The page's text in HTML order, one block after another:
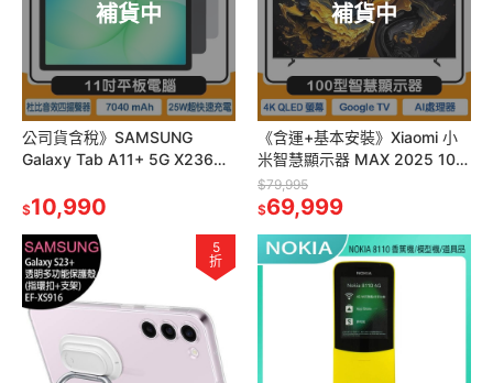
補貨中
公司貨含稅》SAMSUNG
Galaxy Tab A11+ 5G X236
$10,990
補貨中
《含運+基本安裝》Xiaomi 小
米智慧顯示器 MAX 2025 100
型
$79,995
$69,999
5
折